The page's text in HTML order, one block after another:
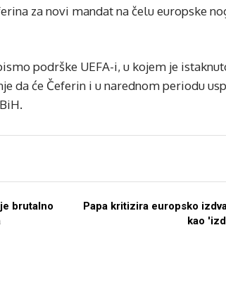
za novi mandat na čelu europske
podrške UEFA-i, u kojem je
da će Čeferin i u narednom periodu
brutalno
Papa kritizira europsko
kao